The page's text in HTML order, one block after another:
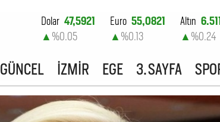
Dolar 47,5921
▲ %0.05
Euro 55,0821
▲ %0.13
Altın
▲ %0.24
%0
GÜNCEL İZMİR EGE 3. SAYFA